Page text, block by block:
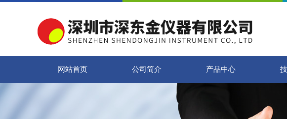
网站首页 公司简介 产品中心